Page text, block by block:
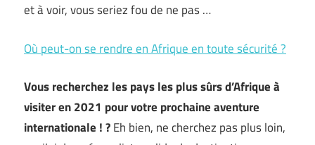
et à voir, vous seriez fou de ne pas …
Où peut-on se rendre en Afrique en toute sécurité ?
Vous recherchez les pays les plus sûrs d’Afrique à
visiter en 2021 pour votre prochaine aventure
internationale ! ?Eh bien, ne cherchez pas plus loin,